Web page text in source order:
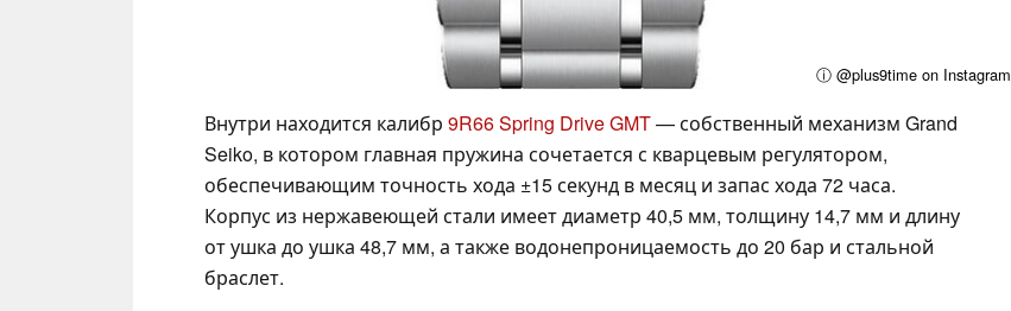
ⓘ @plus9time on Instagram
Внутри находится калибр 9R66 Spring Drive GMT— собственный механизм Grand
Seiko, в котором главная пружина сочетается с кварцевым регулятором,
обеспечивающим точность хода ±15 секунд в месяц и запас хода 72 часа.
Корпус из нержавеющей стали имеет диаметр 40,5 мм, толщину 14,7 мм и длину
от ушка до ушка 48,7 мм, а также водонепроницаемость до 20 бар и стальной
браслет.